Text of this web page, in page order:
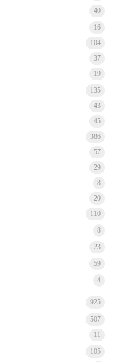
40
16
104
37
19
135
43
45
386
57
29
8
20
110
8
23
59
4
925
507
11
105